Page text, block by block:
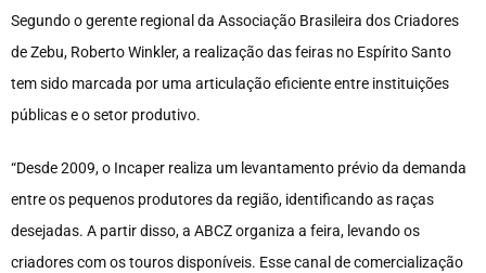
Segundo o gerente regional da Associação Brasileira dos Criadores
de Zebu, Roberto Winkler, a realização das feiras no Espírito Santo
tem sido marcada por uma articulação eficiente entre instituições
públicas e o setor produtivo.
“Desde 2009, o Incaper realiza um levantamento prévio da demanda
entre os pequenos produtores da região, identificando as raças
desejadas. A partir disso, a ABCZ organiza a feira, levando os
criadores com os touros disponíveis. Esse canal de comercialização